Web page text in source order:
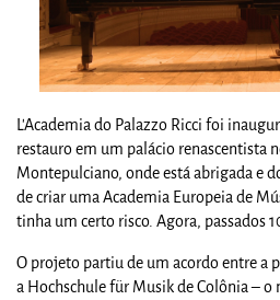
L'Academia do Palazzo Ricci foi
restauro em um palácio renascentista
Montepulciano, onde está abrigada e
de criar uma Academia Europeia de
tinha um certo risco. Agora, passados
O projeto partiu de um acordo entre a
a Hochschule für Musik de Colônia –